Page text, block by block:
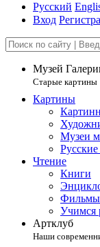
Русский
Вход
Музей
Старые картины
Картины
Музеи
Чтение
Книги
Фильмы
Учимся
Артклуб
Наши